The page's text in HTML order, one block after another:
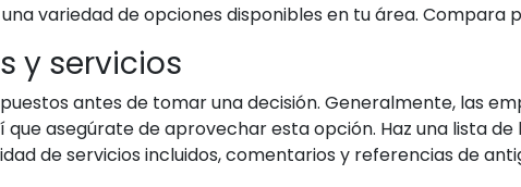
variedad de opciones disponibles en tu área. Compara
y servicios
antes de tomar una decisión. Generalmente, las
que asegúrate de aprovechar esta opción. Haz una lista
de servicios incluidos, comentarios y referencias de